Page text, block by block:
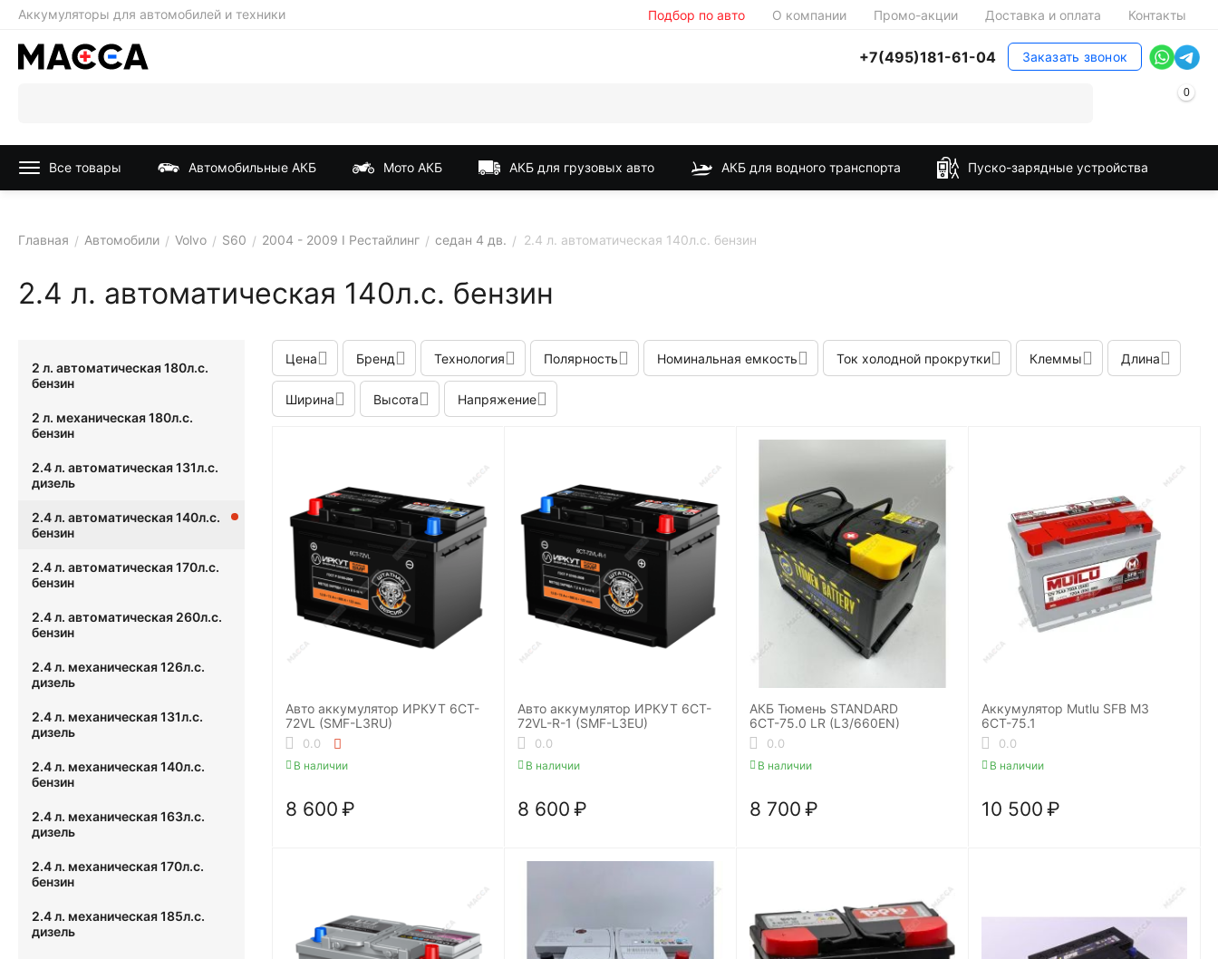
Аккумуляторы для автомобилей и техники Подбор по авто О компании Промо-акции Доставка и оплата Контакты
+7(495)181-61-04 Заказать звонок
0
Все товары Автомобильные АКБ Мото АКБ АКБ для грузовых авто АКБ для водного транспорта Пуско-зарядные устройства
2.4 л. автоматическая 140л.с. бензин
Главная / Автомобили / Volvo / S60 / 2004 - 2009 I Рестайлинг / седан 4 дв. / 2.4 л. автоматическая 140л.с. бензин
Цена Бренд Технология Полярность Номинальная емкость Ток холодной прокрутки Клеммы Длина
Ширина Высота Напряжение
Авто аккумулятор ИРКУТ 6CT-
72VL (SMF-L3RU)
0.0
В наличии
8 600 ₽
Авто аккумулятор ИРКУТ 6CT-
72VL-R-1 (SMF-L3EU)
0.0
В наличии
8 600 ₽
АКБ Тюмень STANDARD
6СТ-75.0 LR (L3/660EN)
0.0
В наличии
8 700 ₽
Аккумулятор Mutlu SFB M3
6СТ-75.1
0.0
В наличии
10 500 ₽
2 л. автоматическая 180л.с.
бензин
2 л. механическая 180л.с.
бензин
2.4 л. автоматическая 131л.с.
дизель
2.4 л. автоматическая 140л.с.
бензин
2.4 л. автоматическая 170л.с.
бензин
2.4 л. автоматическая 260л.с.
бензин
2.4 л. механическая 126л.с.
дизель
2.4 л. механическая 131л.с.
дизель
2.4 л. механическая 140л.с.
бензин
2.4 л. механическая 163л.с.
дизель
2.4 л. механическая 170л.с.
бензин
2.4 л. механическая 185л.с.
дизель